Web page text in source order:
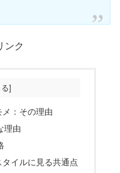
ンク
：その理由
理由
イルに見る共通点